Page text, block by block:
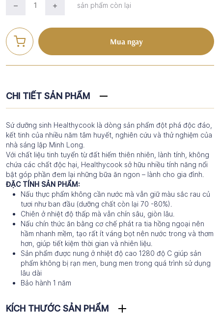
sản phẩm còn lại
Mua ngay
CHI TIẾT SẢN PHẨM
Sứ dưỡng sinh Healthycook là dòng sản phẩm đột phá độc đáo,
kết tinh của nhiều năm tâm huyết, nghiên cứu và thử nghiệm của
nhà sáng lập Minh Long.
Với chất liệu tinh tuyển từ đất hiếm thiên nhiên, lành tính, không
chứa các chất độc hại, Healthycook sở hữu nhiều tính năng nổi
bật góp phần đem lại những bữa ăn ngon – lành cho gia đình.
ĐẶC TÍNH SẢN PHẨM:
Nấu thực phẩm không cần nước mà vẫn giữ màu sắc rau củ
tươi như ban đầu (dưỡng chất còn lại 70 -80%).
Chiên ở nhiệt độ thấp mà vẫn chín sâu, giòn lâu.
Nấu chín thức ăn bằng cơ chế phát ra tia hồng ngoại nên
hầm nhanh mềm, tạo rất ít váng bọt nên nước trong và thơm
hơn, giúp tiết kiệm thời gian và nhiên liệu.
Sản phẩm được nung ở nhiệt độ cao 1280 độ C giúp sản
phẩm không bị rạn men, bung men trong quá trình sử dụng
lâu dài
Bảo hành 1 năm
KÍCH THƯỚC SẢN PHẨM